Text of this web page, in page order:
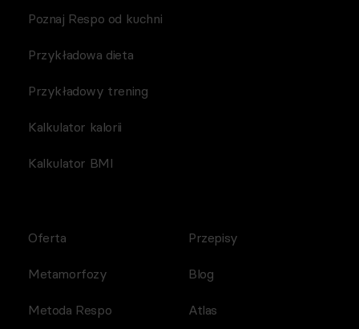
Poznaj Respo od kuchni
Przykładowa dieta
Przykładowy trening
Kalkulator kalorii
Kalkulator BMI
Oferta
Metamorfozy
Metoda Respo
Przepisy
Blog
Atlas